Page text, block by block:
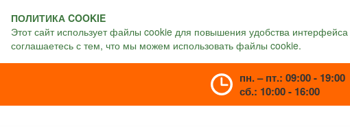
ПОЛИТИКА COOKIE
Этот сайт использует файлы cookie для повышения удобства
соглашаетесь с тем, что мы можем использовать файлы cookie.
пн. – пт.: 09:00 - 19:00
сб.: 10:00 - 16:00